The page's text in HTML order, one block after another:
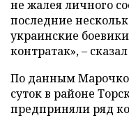
не жалея личного
последние
украинские
контратак», –
По данным
суток в районе
предприняли ряд